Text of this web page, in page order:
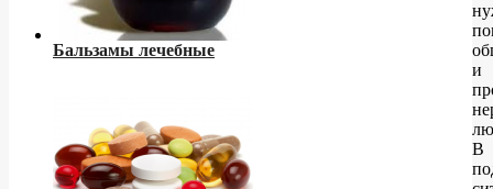
Бальзамы лечебные
и
В